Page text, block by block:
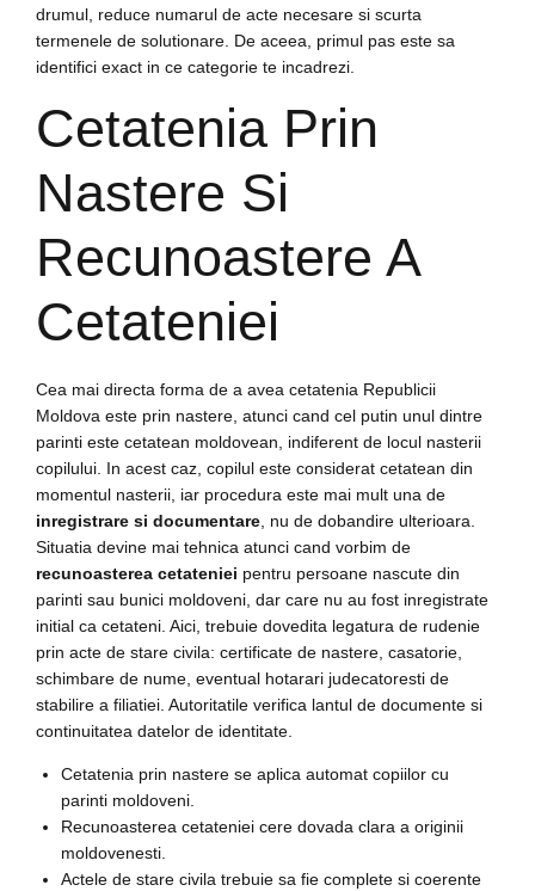
drumul, reduce numarul de acte necesare si scurta
termenele de solutionare. De aceea, primul pas este sa
identifici exact in ce categorie te incadrezi.
Cetatenia Prin
Nastere Si
Recunoastere A
Cetateniei
Cea mai directa forma de a avea cetatenia Republicii
Moldova este prin nastere, atunci cand cel putin unul dintre
parinti este cetatean moldovean, indiferent de locul nasterii
copilului. In acest caz, copilul este considerat cetatean din
momentul nasterii, iar procedura este mai mult una de
inregistrare si documentare , nu de dobandire ulterioara.
Situatia devine mai tehnica atunci cand vorbim de
recunoasterea cetateniei pentru persoane nascute din
parinti sau bunici moldoveni, dar care nu au fost inregistrate
initial ca cetateni. Aici, trebuie dovedita legatura de rudenie
prin acte de stare civila: certificate de nastere, casatorie,
schimbare de nume, eventual hotarari judecatoresti de
stabilire a filiatiei. Autoritatile verifica lantul de documente si
continuitatea datelor de identitate.
Cetatenia prin nastere se aplica automat copiilor cu
parinti moldoveni.
Recunoasterea cetateniei cere dovada clara a originii
moldovenesti.
Actele de stare civila trebuie sa fie complete si coerente